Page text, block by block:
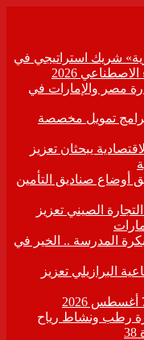
شريك استراتيجي في
2026
دولار تجارة مصر والإمارات في
تمويل مخصصة
يبحثان تعزيز
أوضاع صناديق التأمين
الصيني تعزيز
المدرسة .. الخير في
البرازيلي تعزيز
رطب ونشاط رياح